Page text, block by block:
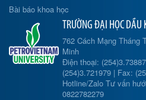
Bài báo khoa học
TRƯỜNG ĐẠI HỌC DẦU
762 Cách Mạng Tháng
Minh
Điện thoại:
(254)3.721979 | Fax:
Hotline/Zalo Tư vấn
0822782279